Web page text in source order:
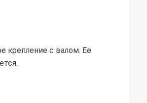
крепление с валом. Ее